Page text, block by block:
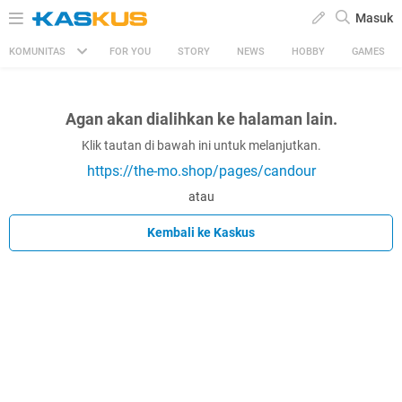
Masuk
KOMUNITAS FOR YOU STORY NEWS HOBBY GAMES
Agan akan dialihkan ke halaman lain.
Klik tautan di bawah ini untuk melanjutkan.
https://the-mo.shop/pages/candour
atau
Kembali ke Kaskus